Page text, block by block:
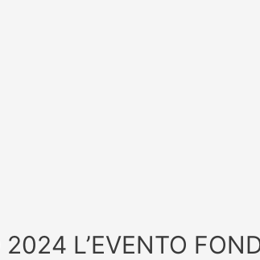
L’EVENTO